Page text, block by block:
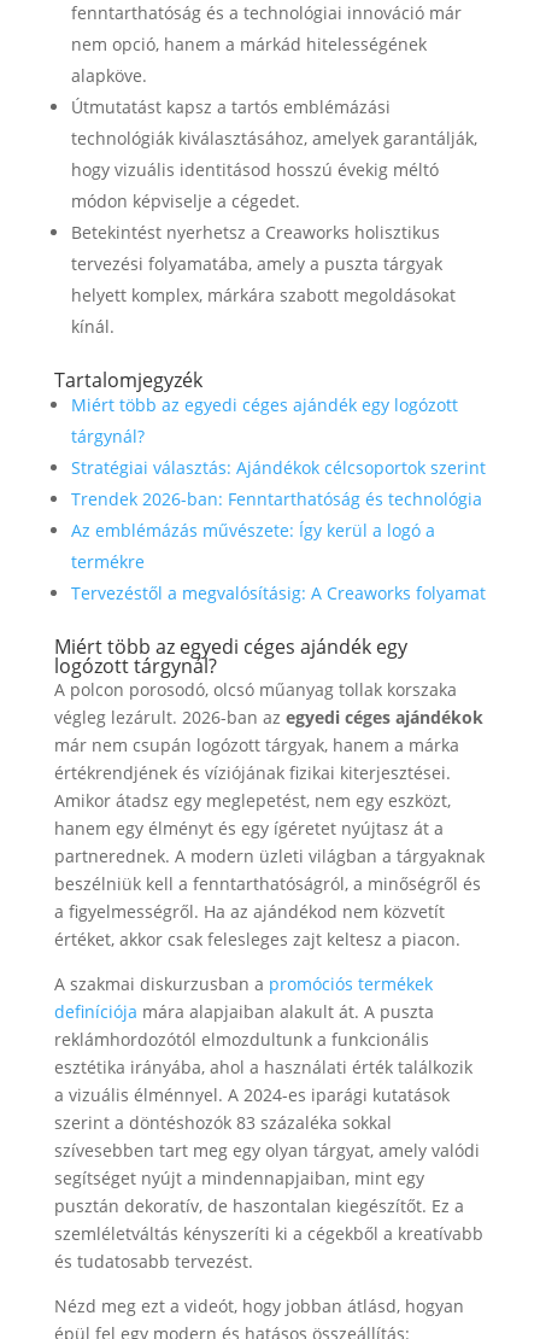
fenntarthatóság és a technológiai innováció már
nem opció, hanem a márkád hitelességének
alapköve.
Útmutatást kapsz a tartós emblémázási
technológiák kiválasztásához, amelyek garantálják,
hogy vizuális identitásod hosszú évekig méltó
módon képviselje a cégedet.
Betekintést nyerhetsz a Creaworks holisztikus
tervezési folyamatába, amely a puszta tárgyak
helyett komplex, márkára szabott megoldásokat
kínál.
Tartalomjegyzék
Miért több az egyedi céges ajándék egy logózott
tárgynál?
Stratégiai választás: Ajándékok célcsoportok szerint
Trendek 2026-ban: Fenntarthatóság és technológia
Az emblémázás művészete: Így kerül a logó a
termékre
Tervezéstől a megvalósításig: A Creaworks folyamat
Miért több az egyedi céges ajándék egy
logózott tárgynál?
A polcon porosodó, olcsó műanyag tollak korszaka
végleg lezárult. 2026-ban az egyedi céges ajándékok
már nem csupán logózott tárgyak, hanem a márka
értékrendjének és víziójának fizikai kiterjesztései.
Amikor átadsz egy meglepetést, nem egy eszközt,
hanem egy élményt és egy ígéretet nyújtasz át a
partnerednek. A modern üzleti világban a tárgyaknak
beszélniük kell a fenntarthatóságról, a minőségről és
a figyelmességről. Ha az ajándékod nem közvetít
értéket, akkor csak felesleges zajt keltesz a piacon.
A szakmai diskurzusban a promóciós termékek
definíciója mára alapjaiban alakult át. A puszta
reklámhordozótól elmozdultunk a funkcionális
esztétika irányába, ahol a használati érték találkozik
a vizuális élménnyel. A 2024-es iparági kutatások
szerint a döntéshozók 83 százaléka sokkal
szívesebben tart meg egy olyan tárgyat, amely valódi
segítséget nyújt a mindennapjaiban, mint egy
pusztán dekoratív, de haszontalan kiegészítőt. Ez a
szemléletváltás kényszeríti ki a cégekből a kreatívabb
és tudatosabb tervezést.
Nézd meg ezt a videót, hogy jobban átlásd, hogyan
épül fel egy modern és hatásos összeállítás: